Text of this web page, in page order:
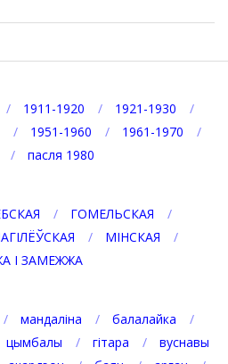
1911-1920
1921-1930
1951-1960
1961-1970
пасля 1980
ГОМЕЛЬСКАЯ
МІНСКАЯ
І ЗАМЕЖЖА
мандаліна
балалайка
цымбалы гітара
вуснавы